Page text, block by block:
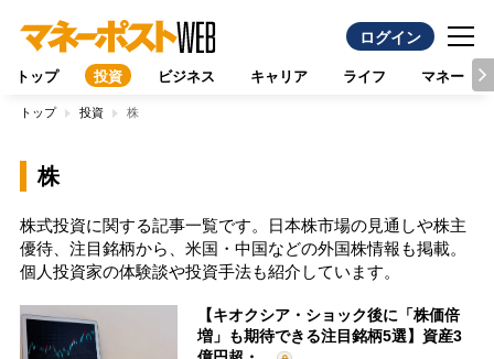
ログイン
トップ 投資 ビジネス キャリア ライフ マネー
トップ 投資 株
株
株式投資に関する記事一覧です。日本株市場の見通しや株主
優待、注目銘柄から、米国・中国などの外国株情報も掲載。
個人投資家の体験談や投資手法も紹介しています。
【キオクシア・ショック後に「株価倍
増」も期待できる注目銘柄5選】資産3